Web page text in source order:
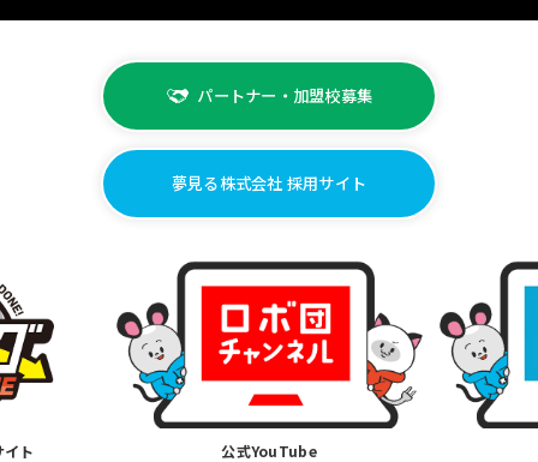
パートナー・加盟校募集
夢見る株式会社 採用サイト
ト 公式YouTube